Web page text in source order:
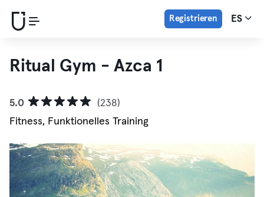
Registrieren ES
Ritual Gym - Azca 1
5.0
(238)
Fitness, Funktionelles Training